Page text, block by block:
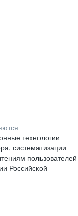
технологии
систематизации
пользователей
Российской